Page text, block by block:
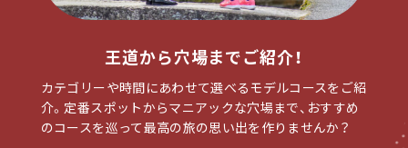
王道から穴場までご紹介！
カテゴリーや時間にあわせて選べるモデルコースをご紹
介。定番スポットからマニアックな穴場まで、おすすめ
のコースを巡って最高の旅の思い出を作りませんか？